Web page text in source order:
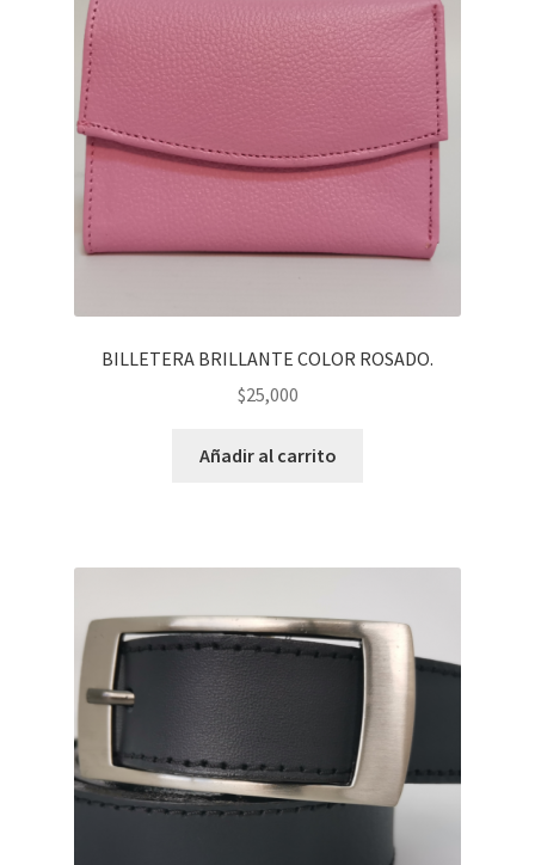
BILLETERA BRILLANTE COLOR ROSADO.
$25,000
Añadir al carrito